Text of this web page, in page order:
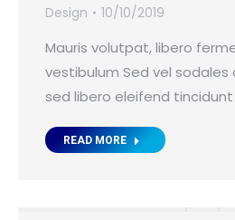
Design 10/10/2019
Mauris volutpat, libero
vestibulum Sed vel sodales
sed libero eleifend
READ MORE